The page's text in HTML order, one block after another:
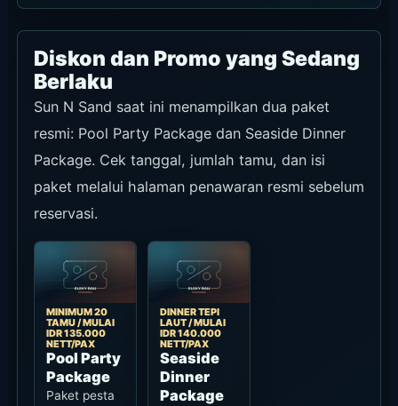
Diskon dan Promo yang Sedang
Berlaku
Sun N Sand saat ini menampilkan dua paket
resmi: Pool Party Package dan Seaside Dinner
Package. Cek tanggal, jumlah tamu, dan isi
paket melalui halaman penawaran resmi sebelum
reservasi.
MINIMUM 20
TAMU / MULAI
IDR 135.000
NETT/PAX
Pool Party
Package
Paket pesta
DINNER TEPI
LAUT / MULAI
IDR 140.000
NETT/PAX
Seaside
Dinner
Package